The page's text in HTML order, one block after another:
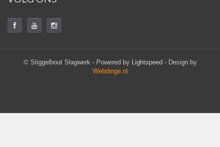
© Stiggelbout Slagwerk - Powered by Lightspeed- Design by
Webdinge.nl